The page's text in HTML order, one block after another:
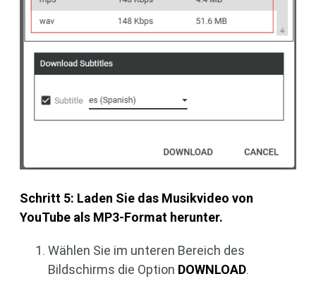
Schritt 5: Laden Sie das Musikvideo von
YouTube als MP3-Format herunter.
Wählen Sie im unteren Bereich des
Bildschirms die Option DOWNLOAD.